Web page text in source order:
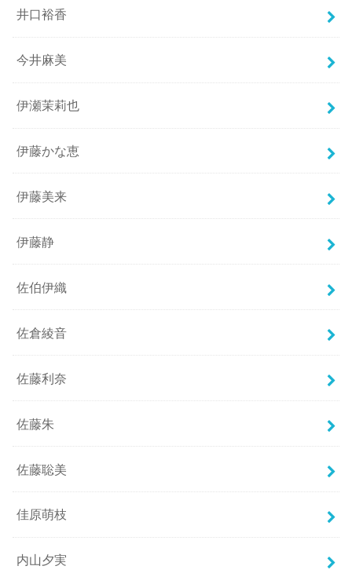
井口裕香
今井麻美
伊瀬茉莉也
伊藤かな恵
伊藤美来
伊藤静
佐伯伊織
佐倉綾音
佐藤利奈
佐藤朱
佐藤聡美
佳原萌枝
内山夕実